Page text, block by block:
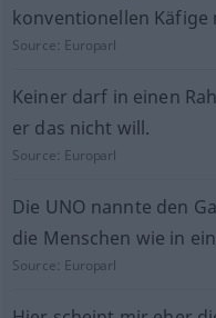
konventionellen Käfige
Source: Europarl
Keiner darf in einen
er das nicht will.
Source: Europarl
Die UNO nannte den
die Menschen wie in
Source: Europarl